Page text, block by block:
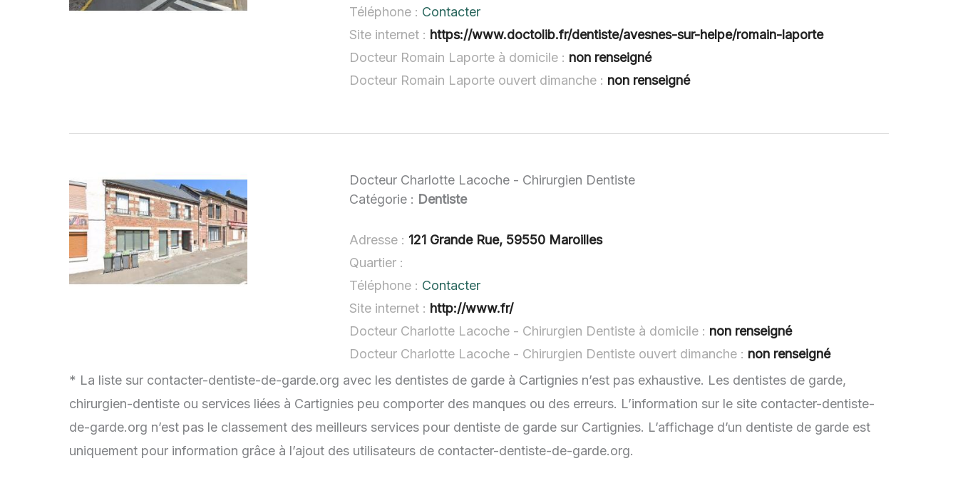
Téléphone : Contacter
Site internet : https://www.doctolib.fr/dentiste/avesnes-sur-helpe/romain-laporte
Docteur Romain Laporte à domicile : non renseigné
Docteur Romain Laporte ouvert dimanche : non renseigné
Docteur Charlotte Lacoche - Chirurgien Dentiste
Catégorie : Dentiste
Adresse : 121 Grande Rue, 59550 Maroilles
Quartier :
Téléphone : Contacter
Site internet : http://www.fr/
Docteur Charlotte Lacoche - Chirurgien Dentiste à domicile : non renseigné
Docteur Charlotte Lacoche - Chirurgien Dentiste ouvert dimanche : non renseigné
* La liste sur contacter-dentiste-de-garde.org avec les dentistes de garde à Cartignies n’est pas exhaustive. Les dentistes de garde,
chirurgien-dentiste ou services liées à Cartignies peu comporter des manques ou des erreurs. L’information sur le site contacter-dentiste-
de-garde.org n’est pas le classement des meilleurs services pour dentiste de garde sur Cartignies. L’affichage d’un dentiste de garde est
uniquement pour information grâce à l’ajout des utilisateurs de contacter-dentiste-de-garde.org.